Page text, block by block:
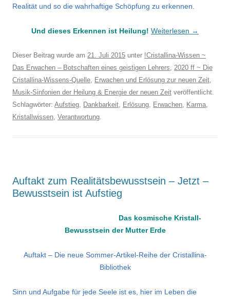
Realität und so die wahrhaftige Schöpfung zu erkennen.
Und dieses Erkennen ist Heilung! Weiterlesen →
Dieser Beitrag wurde am 21. Juli 2015 unter !Cristallina-Wissen ~
Das Erwachen – Botschaften eines geistigen Lehrers, 2020 ff ~ Die
Cristallina-Wissens-Quelle, Erwachen und Erlösung zur neuen Zeit,
Musik-Sinfonien der Heilung & Energie der neuen Zeit veröffentlicht.
Schlagwörter: Aufstieg, Dankbarkeit, Erlösung, Erwachen, Karma,
Kristallwissen, Verantwortung.
Auftakt zum Realitätsbewusstsein – Jetzt –
Bewusstsein ist Aufstieg
Das kosmische Kristall-
Bewusstsein der Mutter Erde
Auftakt – Die neue Sommer-Artikel-Reihe der Cristallina-
Bibliothek
Sinn und Aufgabe für jede Seele ist es, hier im Leben die